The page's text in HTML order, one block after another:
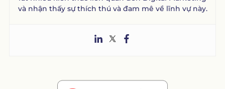
và nhận thấy sự thích thú và đam mê về lĩnh vự này.